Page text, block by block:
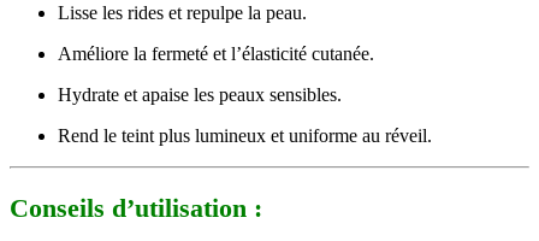
Lisse les rides et repulpe la peau.
Améliore la fermeté et l’élasticité cutanée.
Hydrate et apaise les peaux sensibles.
Rend le teint plus lumineux et uniforme au réveil.
Conseils d’utilisation :